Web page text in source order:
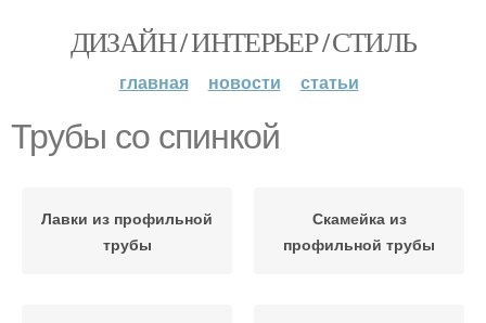
ДИЗАЙН / ИНТЕРЬЕР / СТИЛЬ
главная новости статьи
Трубы со спинкой
Лавки из профильной
трубы
Скамейка из
профильной трубы